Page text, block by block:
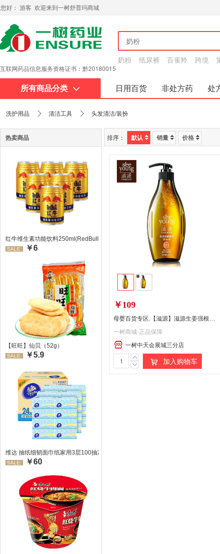
您好： 游客 欢迎来到一树舒普玛商城
互联网药品信息服务资格证书：黔20180015
奶粉 纸尿裤 百雀羚 跨境
所有商品分类 日用百货 非处方药
处
洗护用品 清洁工具 头发清洁/装扮
热卖商品
红牛维生素功能饮料250ml(RedBull/红牛)
SALE: ￥6
【旺旺】仙贝（52g）
SALE: ￥5.9
维达 抽纸细韧面巾纸家用3层100抽24包/箱 超值装 偏远地区不发货偏远地区:(含
SALE: ￥60
排序： 默认 销量 价格
￥109
母婴百货专区.【滋源】滋源生姜强根健发洗头水(油性头皮)535ml
一树商城-正品保障
一树中天会展城三分店
加入购物车